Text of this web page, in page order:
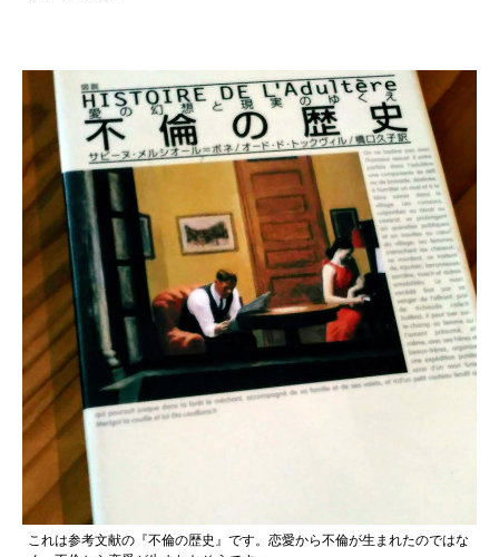
これは参考文献の『不倫の歴史』です。恋愛から不倫が生まれたのではな